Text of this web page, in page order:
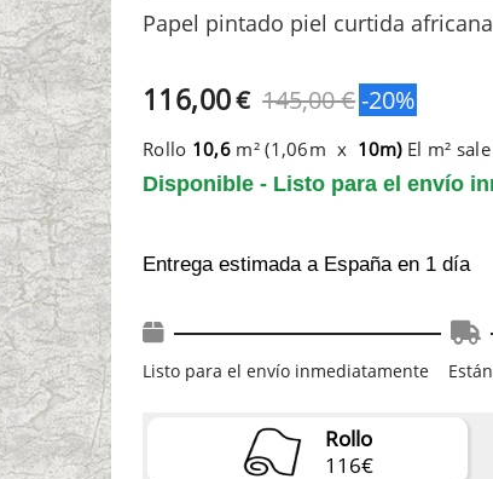
Papel pintado piel curtida africana
116,00€ 145,00 €-20%
Rollo 10,6 m² (1,06m x 10m) El m²
Disponible - Listo para el envío
Entrega estimada a España en 1 día
Listo para el envío inmediatamente
Rollo
116€